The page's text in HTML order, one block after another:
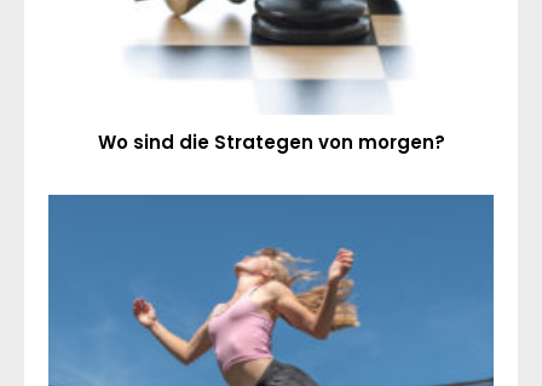
Wo sind die Strategen von morgen?